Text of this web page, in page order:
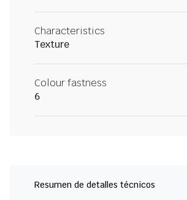
Characteristics
Texture
Colour fastness
6
Resumen de detalles técnicos